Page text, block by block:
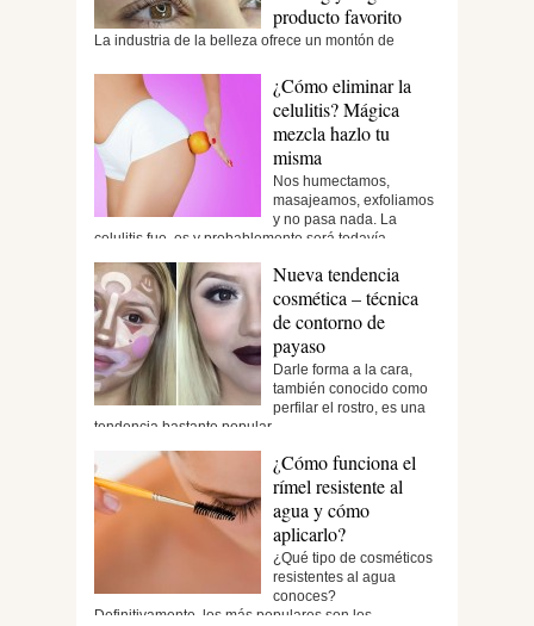
producto favorito
La industria de la belleza ofrece un montón de
¿Cómo eliminar la
celulitis? Mágica
mezcla hazlo tu
misma
Nos humectamos,
masajeamos, exfoliamos
y no pasa nada. La
celulitis fue, es y probablemente será todavía...
Nueva tendencia
cosmética – técnica
de contorno de
payaso
Darle forma a la cara,
también conocido como
perfilar el rostro, es una
tendencia bastante popular...
¿Cómo funciona el
rímel resistente al
agua y cómo
aplicarlo?
¿Qué tipo de cosméticos
resistentes al agua
conoces?
Definitivamente, los más populares son los...